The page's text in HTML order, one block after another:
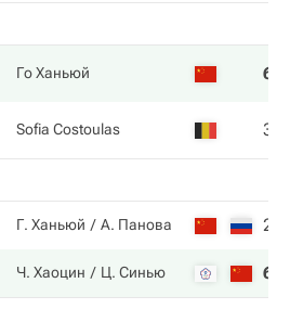
Го Ханьюй 6
Sofia Costoulas 3
Г. Ханьюй А. Панова 2
Ч. Хаоцин Ц. Синью 6